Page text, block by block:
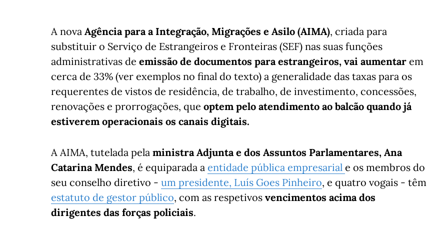
A nova Agência para a Integração, Migrações e Asilo (AIMA), criada para
substituir o Serviço de Estrangeiros e Fronteiras (SEF) nas suas funções
administrativas de emissão de documentos para estrangeiros, vai aumentar em
cerca de 33% (ver exemplos no final do texto) a generalidade das taxas para os
requerentes de vistos de residência, de trabalho, de investimento, concessões,
renovações e prorrogações, que optem pelo atendimento ao balcão quando já
estiverem operacionais os canais digitais.
A AIMA, tutelada pela ministra Adjunta e dos Assuntos Parlamentares, Ana
Catarina Mendes, é equiparada a entidade pública empresarial e os membros do
seu conselho diretivo - um presidente, Luís Goes Pinheiro, e quatro vogais - têm
estatuto de gestor público, com as respetivos vencimentos acima dos
dirigentes das forças policiais.